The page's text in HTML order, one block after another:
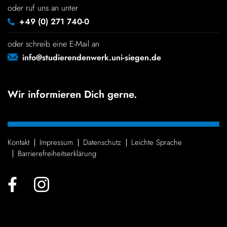
oder ruf uns an unter
+49 (0) 271 740-0
oder schreib eine E-Mail an
info@studierendenwerk.uni-siegen.de
Wir informieren Dich gerne.
Kontakt Impressum Daten­schutz
Leichte Sprache
Barrie­re­frei­heits­er­klä­rung